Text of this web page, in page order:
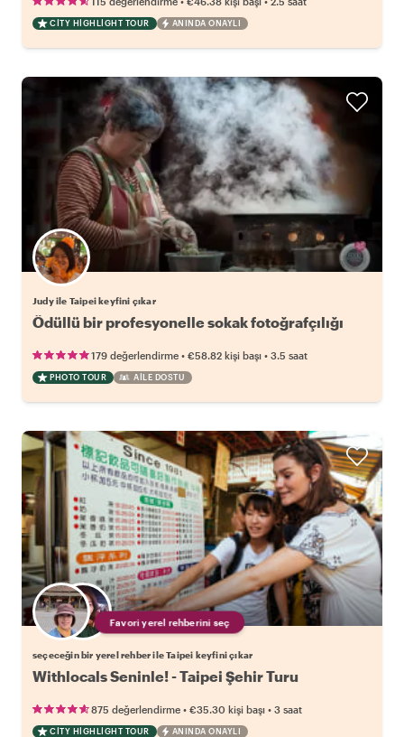
CITY HIGHLIGHT TOUR ANINDA ONAYLI
Judy ile Taipei keyfini çıkar
Ödüllü bir profesyonelle sokak fotoğrafçılığı
179 değerlendirme • €58.82 kişi başı • 3.5 saat
PHOTO TOUR AILE DOSTU
Favori yerel rehberini seç
seçeceğin bir yerel rehber ile Taipei keyfini çıkar
Withlocals Seninle! - Taipei Şehir Turu
875 değerlendirme • €35.30 kişi başı • 3 saat
CITY HIGHLIGHT TOUR ANINDA ONAYLI